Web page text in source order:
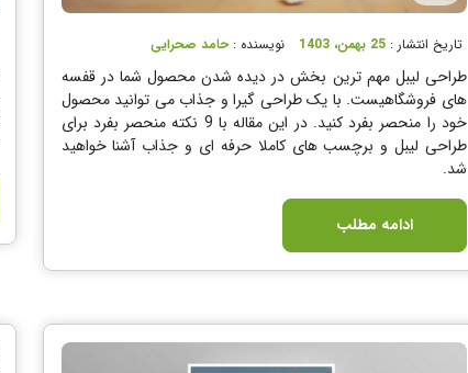
تاریخ انتشار : 25 بهمن، 1403 نویسنده :حامد صحرایی
طراحی لیبل مهم ترین بخش در دیده شدن محصول شما در قفسه
های فروشگاهیست. با یک طراحی گیرا و جذاب می توانید محصول
خود را منحصر بفرد کنید. در این مقاله با 9 نکته منحصر بفرد برای
طراحی لیبل و برچسب های کاملا حرفه ای و جذاب آشنا خواهید
شد.
ادامه مطلب